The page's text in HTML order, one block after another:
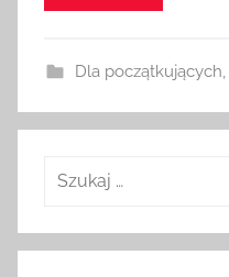
Dla początkujących,